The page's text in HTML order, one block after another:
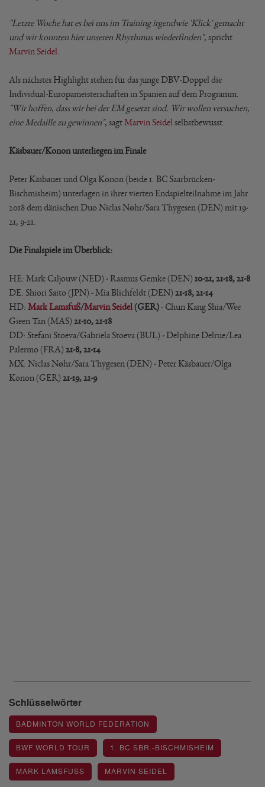
"Letzte Woche hat es bei uns im Training irgendwie 'Klick' gemacht
und wir konnten hier unseren Rhythmus wiederfinden", spricht
Marvin Seidel
Als nächstes Highlight stehen für das junge DBV-Doppel die
Individual-Europameisterschaften in Spanien auf dem Programm.
"Wir hoffen, dass wir bei der EM gesetzt sind. Wir wollen versuchen,
eine Medaille zu gewinnen", sagtMarvin Seidel selbstbewusst.
Käsbauer/Konon unterliegen im Finale
Peter Käsbauer und Olga Konon (beide 1. BC Saarbrücken-
Bischmisheim) unterlagen in ihrer vierten Endspielteilnahme im Jahr
2018 dem dänischen Duo Niclas Nøhr/Sara Thygesen (DEN) mit 19-
21, 9-21.
Die Finalspiele im Überblick:
HE: Mark Caljouw (NED) - Rasmus Gemke (DEN) 10-21, 21-18, 21-8
DE: Shiori Saito (JPN) - Mia Blichfeldt (DEN) 21-18, 21-14
HD: Mark Lamsfuß/Marvin Seidel (GER)- Chun Kang Shia/Wee
Gieen Tan (MAS) 21-10, 21-18
DD: Stefani Stoeva/Gabriela Stoeva (BUL) - Delphine Delrue/Lea
Palermo (FRA) 21-8, 21-14
MX: Niclas Nøhr/Sara Thygesen (DEN) - Peter Käsbauer/Olga
Konon (GER) 21-19, 21-9
Schlüsselwörter
BADMINTON WORLD FEDERATION
BWF WORLD TOUR 1. BC SBR.-BISCHMISHEIM
MARK LAMSFUSS MARVIN SEIDEL